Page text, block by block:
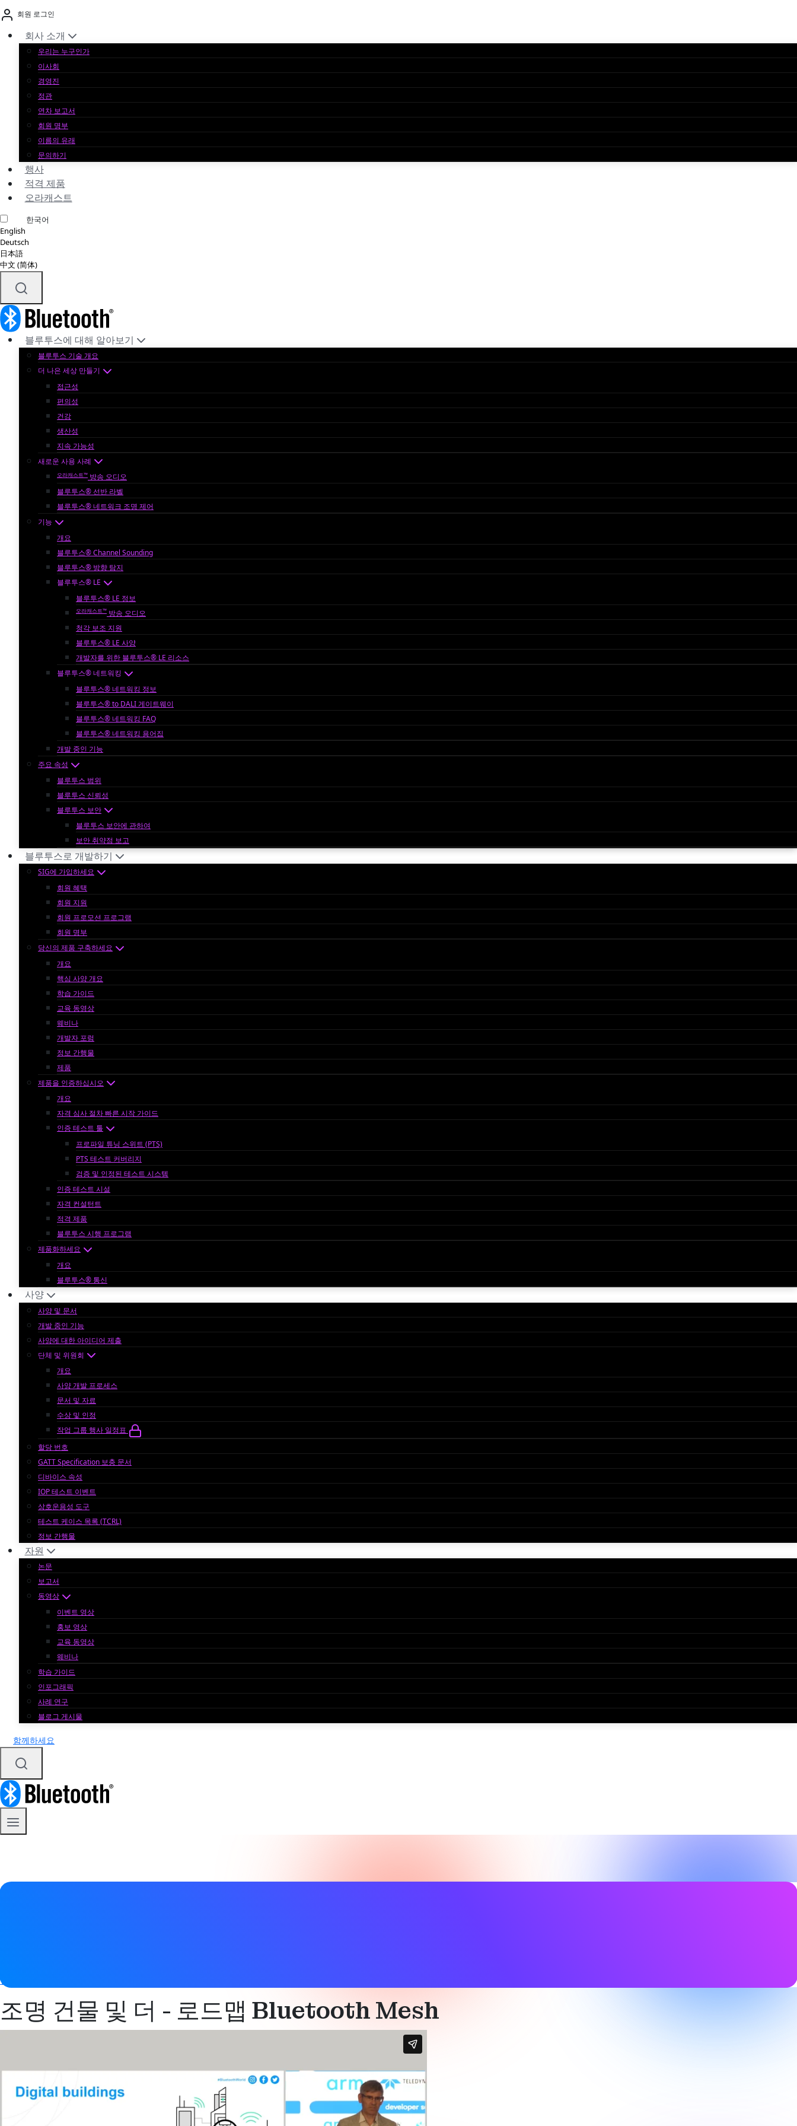
본
문
바
회원 로그인
회사 소개
우리는 누구인가
이사회
경영진
정관
연차 보고서
회원 명부
이름의 유래
문의하기
행사
적격 제품
오라캐스트
한국어
English
Deutsch
日本語
中文 (简体)
블루투스에 대해 알아보기
블루투스 기술 개요
더 나은 세상 만들기
접근성
편의성
건강
생산성
지속 가능성
새로운 사용 사례
오라캐스트™ 방송 오디오
블루투스® 선반 라벨
블루투스® 네트워크 조명 제어
기능
개요
블루투스® Channel Sounding
블루투스® 방향 탐지
블루투스® LE
블루투스® LE 정보
오라캐스트™ 방송 오디오
청각 보조 지원
블루투스® LE 사양
개발자를 위한 블루투스® LE 리소스
블루투스® 네트워킹
블루투스® 네트워킹 정보
블루투스® to DALI 게이트웨이
블루투스® 네트워킹 FAQ
블루투스® 네트워킹 용어집
개발 중인 기능
주요 속성
블루투스 범위
블루투스 신뢰성
블루투스 보안
블루투스 보안에 관하여
보안 취약점 보고
블루투스로 개발하기
SIG에 가입하세요
회원 혜택
회원 지원
회원 프로모션 프로그램
회원 명부
당신의 제품 구축하세요
개요
핵심 사양 개요
학습 가이드
교육 동영상
웨비나
개발자 포럼
정보 간행물
제품
제품을 인증하십시오
개요
자격 심사 절차 빠른 시작 가이드
인증 테스트 툴
프로파일 튜닝 스위트 (PTS)
PTS 테스트 커버리지
검증 및 인정된 테스트 시스템
인증 테스트 시설
자격 컨설턴트
적격 제품
블루투스 시행 프로그램
제품화하세요
개요
블루투스® 통신
사양
사양 및 문서
개발 중인 기능
사양에 대한 아이디어 제출
단체 및 위원회
개요
사양 개발 프로세스
문서 및 자료
수상 및 인정
작업 그룹 행사 일정표
할당 번호
GATT Specification 보충 문서
디바이스 속성
IOP 테스트 이벤트
상호운용성 도구
테스트 케이스 목록 (TCRL)
정보 간행물
자원
논문
보고서
동영상
이벤트 영상
홍보 영상
교육 동영상
웨비나
학습 가이드
인포그래픽
사례 연구
블로그 게시물
함께하세요
비디오 세부 정보
장치 네트워크
조명 건물 및 더 - 로드맵 Bluetooth Mesh